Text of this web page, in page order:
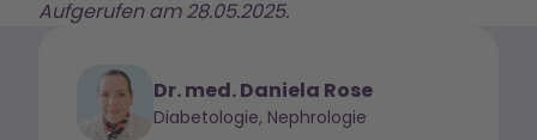
Aufgerufen am 28.05.2025.
Dr. med. Daniela Rose
Diabetologie, Nephrologie